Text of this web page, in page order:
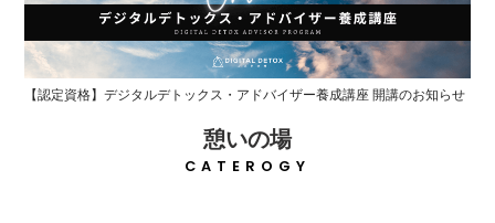
【認定資格】デジタルデトックス・アドバイザー養成講座 開講のお知らせ
憩いの場
CATEROGY